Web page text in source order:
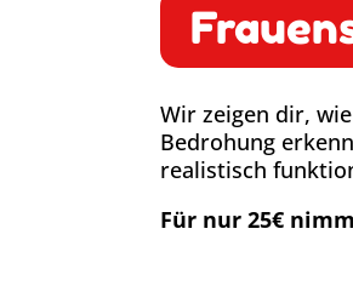
Wir zeigen dir,
Bedrohung
realistisch
Für nur 25€